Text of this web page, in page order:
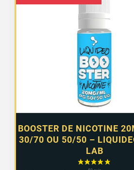
BOOSTER DE NICOTINE
30/70 OU 50/50 –
LAB
de
prix :
0,99 €
à
7,99 €